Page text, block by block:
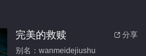
 分享
完美的救赎
别名：wanmeidejiushu